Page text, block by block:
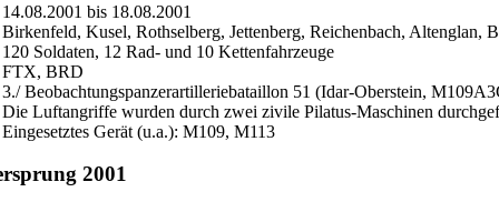
14.08.2001 bis 18.08.2001
Birkenfeld, Kusel, Rothselberg, Jettenberg, Reichenbach, Altenglan,
120 Soldaten, 12 Rad- und 10 Kettenfahrzeuge
FTX, BRD
3./ Beobachtungspanzerartilleriebataillon 51 (Idar-Oberstein,
Die Luftangriffe wurden durch zwei zivile Pilatus-Maschinen
Eingesetztes Gerät (u.a.): M109, M113
2001